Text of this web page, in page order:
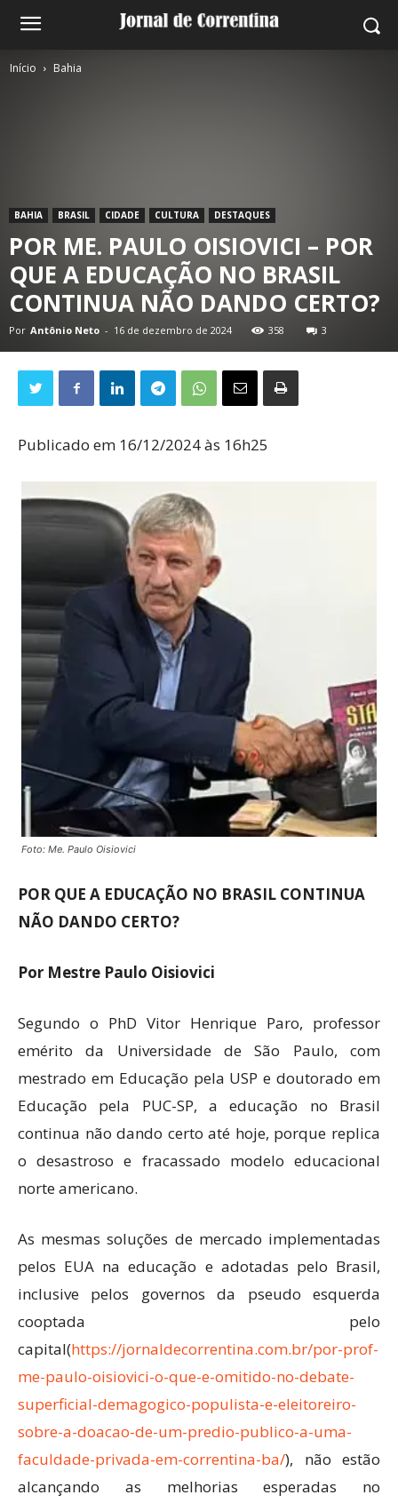
Início Bahia
BAHIA BRASIL CIDADE CULTURA DESTAQUES
POR ME. PAULO OISIOVICI – POR
QUE A EDUCAÇÃO NO BRASIL
CONTINUA NÃO DANDO CERTO?
Por Antônio Neto - 16 de dezembro de 2024 358 3
Publicado em 16/12/2024 às 16h25
Foto: Me. Paulo Oisiovici
POR QUE A EDUCAÇÃO NO BRASIL CONTINUA
NÃO DANDO CERTO?
Por Mestre Paulo Oisiovici
Segundo o PhD Vitor Henrique Paro, professor
emérito da Universidade de São Paulo, com
mestrado em Educação pela USP e doutorado em
Educação pela PUC-SP, a educação no Brasil
continua não dando certo até hoje, porque replica
o desastroso e fracassado modelo educacional
norte americano.
As mesmas soluções de mercado implementadas
pelos EUA na educação e adotadas pelo Brasil,
inclusive pelos governos da pseudo esquerda
cooptada pelo
capital(https://jornaldecorrentina.com.br/por-prof-
me-paulo-oisiovici-o-que-e-omitido-no-debate-
superficial-demagogico-populista-e-eleitoreiro-
sobre-a-doacao-de-um-predio-publico-a-uma-
faculdade-privada-em-correntina-ba/), não estão
alcançando as melhorias esperadas no